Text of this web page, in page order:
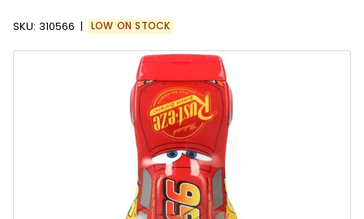
SKU: 310566 LOW ON STOCK